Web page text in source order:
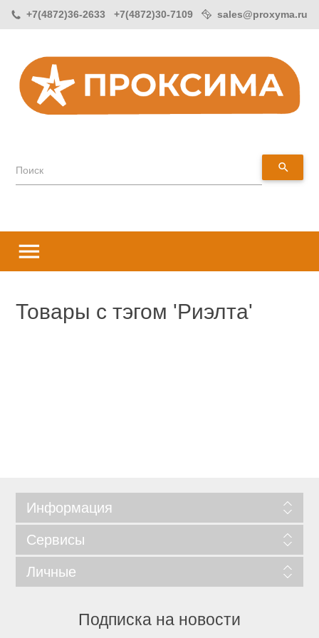
+7(4872)36-2633 +7(4872)30-7109 sales@proxyma.ru
Поиск search
menu
Товары с тэгом 'Риэлта'
Информация
Сервисы
Личные
Подписка на новости